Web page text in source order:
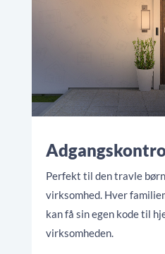
Perfekt til den travle
virksomhed. Hver
kan få sin egen kode til
virksomheden.